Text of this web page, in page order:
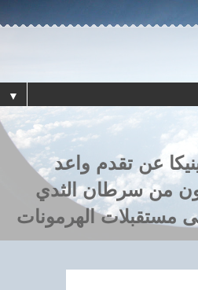
▼
عن تقدم واعد
من سرطان الثدي
مستقبلات الهرمونات